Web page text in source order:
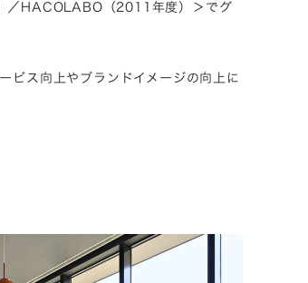
／HACOLABO（2011年度）＞でグ
ビス向上やブランドイメージの向上に